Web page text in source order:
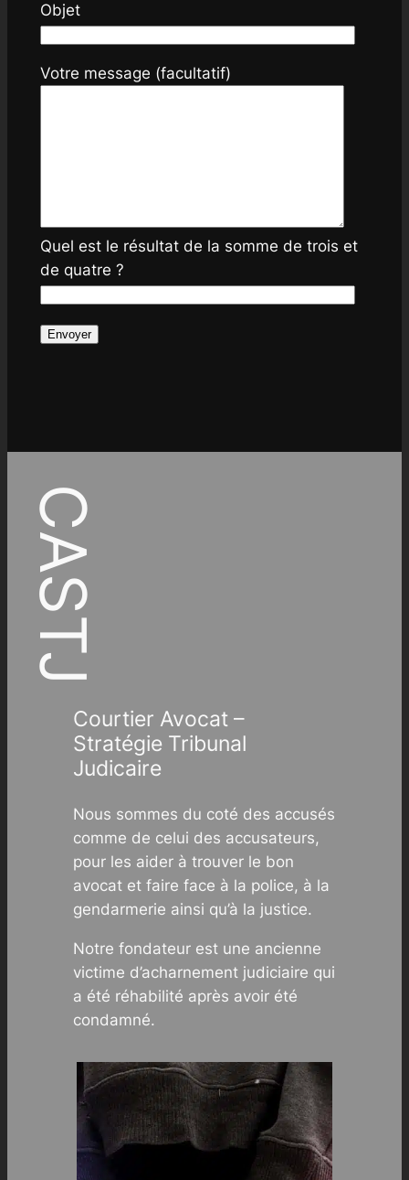
Objet
Votre message (facultatif)
Quel est le résultat de la somme de trois et
de quatre ?
CASTJ
Courtier Avocat –
Stratégie Tribunal
Judicaire
Nous sommes du coté des accusés
comme de celui des accusateurs,
pour les aider à trouver le bon
avocat et faire face à la police, à la
gendarmerie ainsi qu’à la justice.
Notre fondateur est une ancienne
victime d’acharnement judiciaire qui
a été réhabilité après avoir été
condamné.